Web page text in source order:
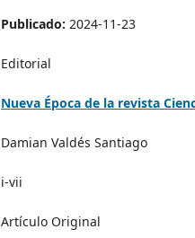
Publicado: 2024-11-23
Editorial
Nueva Época de la revista
Damian Valdés Santiago
i-vii
Artículo Original